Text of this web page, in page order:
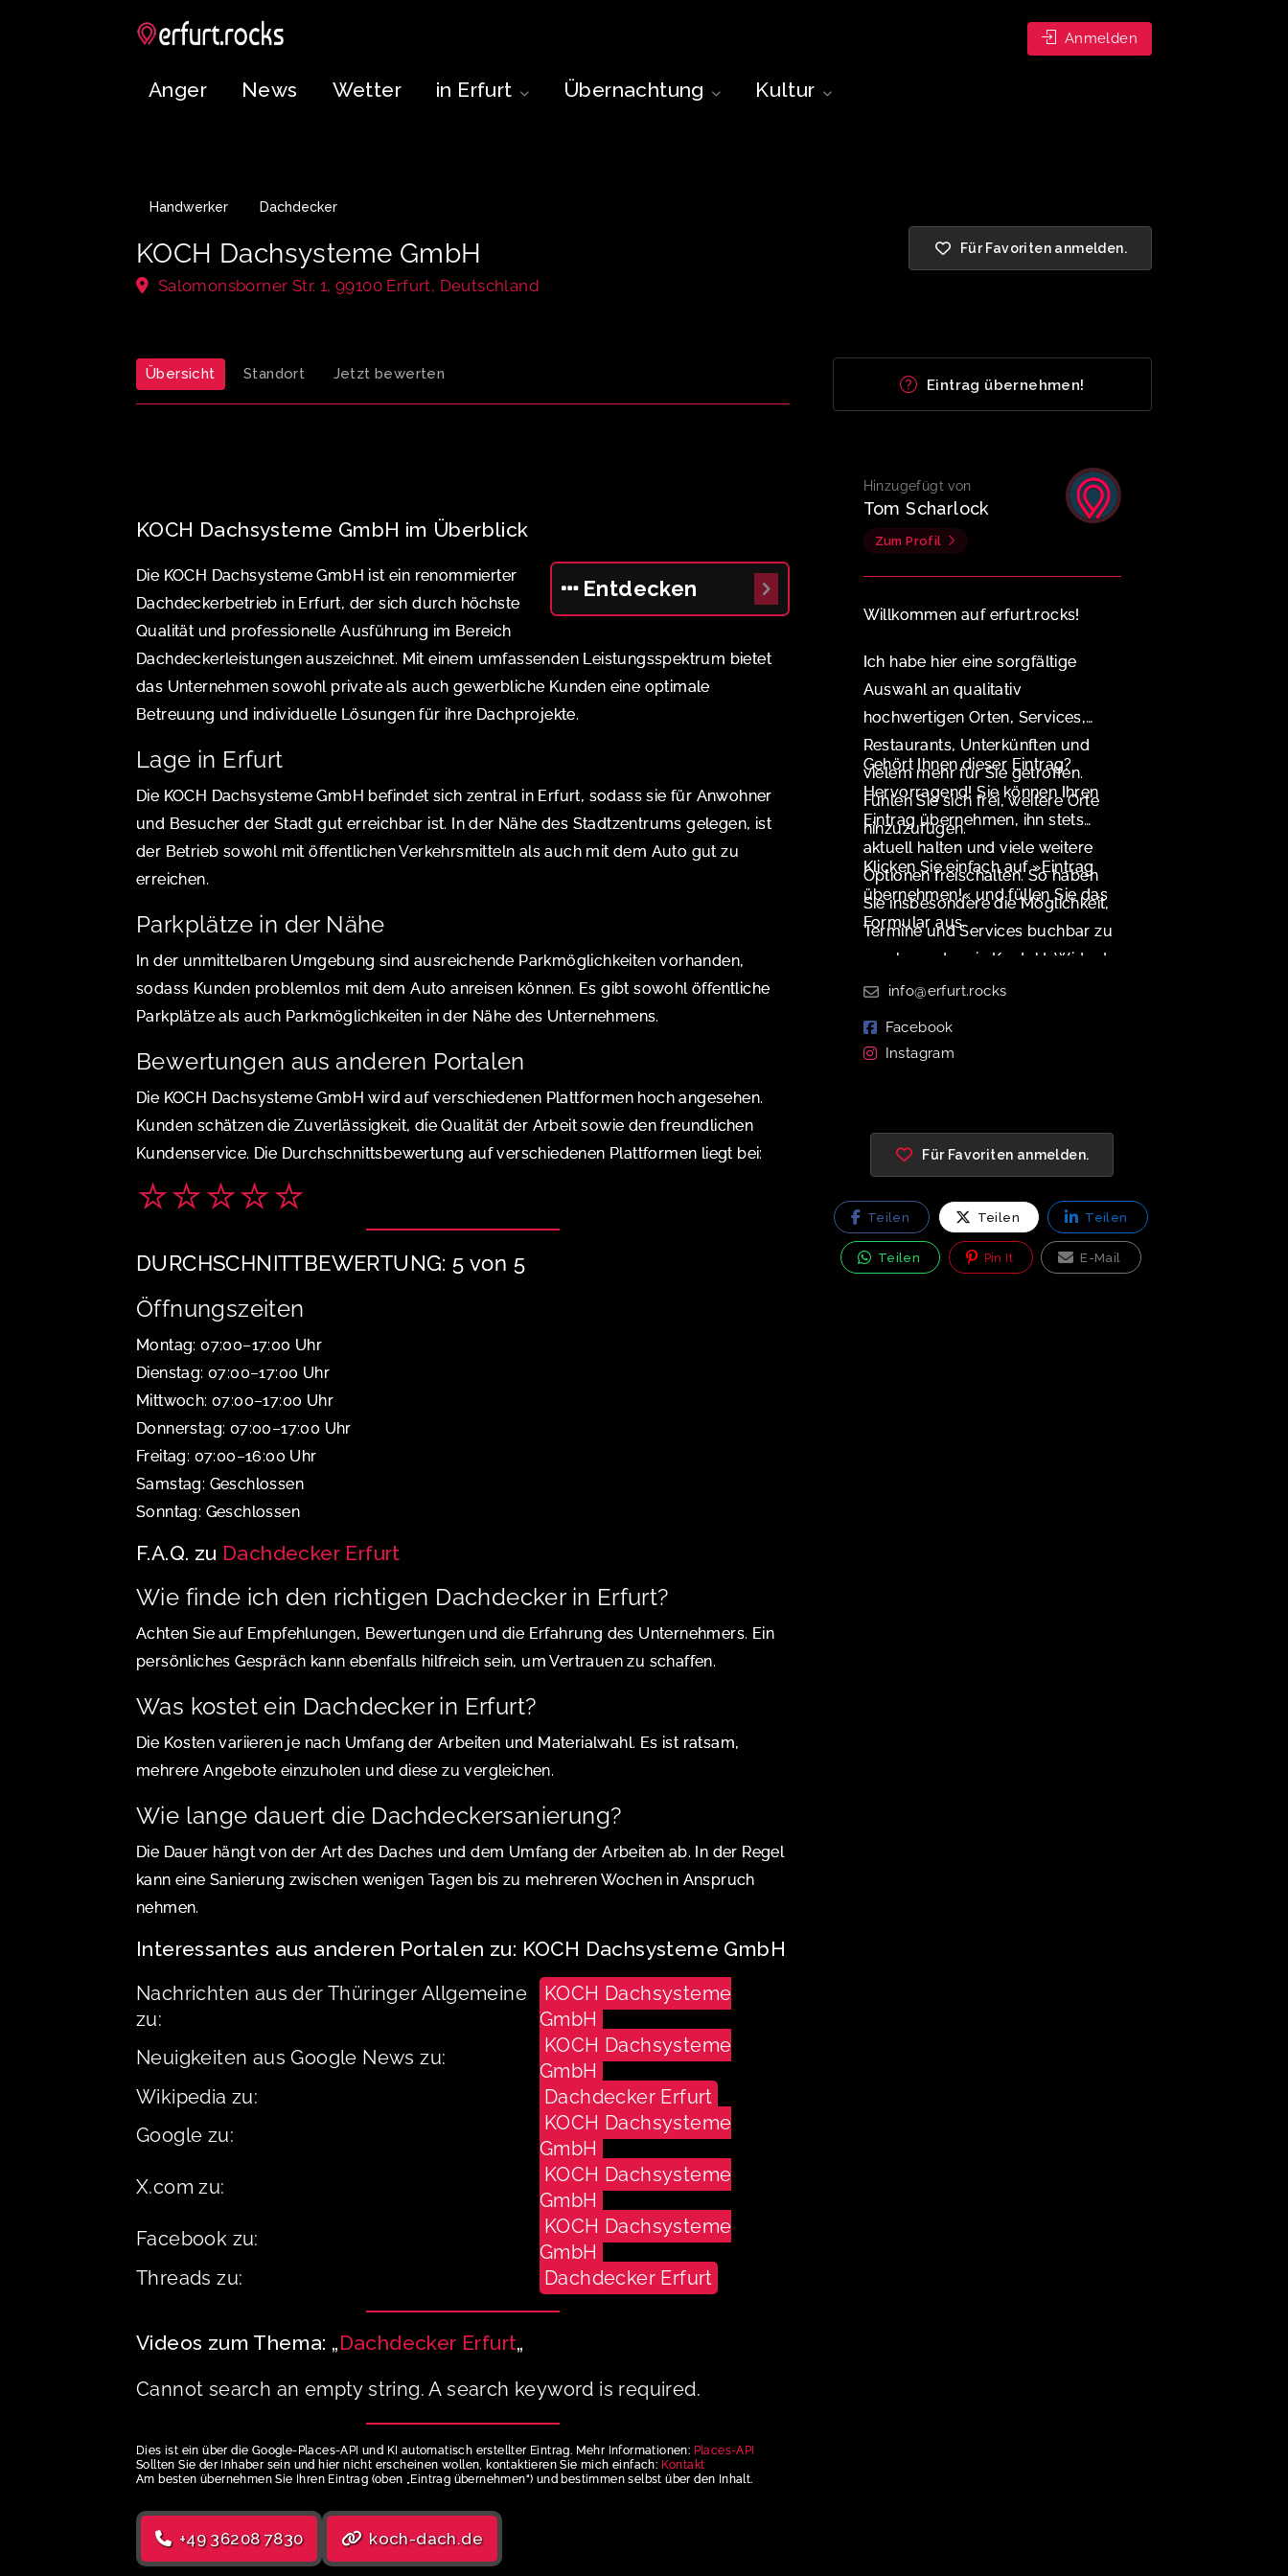
Anger News Wetter in Erfurt Übernachtung Kultur
Anmelden
Handwerker Dachdecker
KOCH Dachsysteme GmbH
Salomonsborner Str. 1, 99100 Erfurt, Deutschland
Für Favoriten anmelden.
Übersicht Standort Jetzt bewerten
KOCH Dachsysteme GmbH im Überblick
Entdecken
Die KOCH Dachsysteme GmbH ist ein renommierter
Dachdeckerbetrieb in Erfurt, der sich durch höchste
Qualität und professionelle Ausführung im Bereich
Dachdeckerleistungen auszeichnet. Mit einem umfassenden Leistungsspektrum bietet
das Unternehmen sowohl private als auch gewerbliche Kunden eine optimale
Betreuung und individuelle Lösungen für ihre Dachprojekte.
Lage in Erfurt
Die KOCH Dachsysteme GmbH befindet sich zentral in Erfurt, sodass sie für Anwohner
und Besucher der Stadt gut erreichbar ist. In der Nähe des Stadtzentrums gelegen, ist
der Betrieb sowohl mit öffentlichen Verkehrsmitteln als auch mit dem Auto gut zu
erreichen.
Parkplätze in der Nähe
In der unmittelbaren Umgebung sind ausreichende Parkmöglichkeiten vorhanden,
sodass Kunden problemlos mit dem Auto anreisen können. Es gibt sowohl öffentliche
Parkplätze als auch Parkmöglichkeiten in der Nähe des Unternehmens.
Bewertungen aus anderen Portalen
Die KOCH Dachsysteme GmbH wird auf verschiedenen Plattformen hoch angesehen.
Kunden schätzen die Zuverlässigkeit, die Qualität der Arbeit sowie den freundlichen
Kundenservice. Die Durchschnittsbewertung auf verschiedenen Plattformen liegt bei:
⭐⭐⭐⭐⭐
DURCHSCHNITTBEWERTUNG: 5 von 5
Öffnungszeiten
Montag: 07:00–17:00 Uhr
Dienstag: 07:00–17:00 Uhr
Mittwoch: 07:00–17:00 Uhr
Donnerstag: 07:00–17:00 Uhr
Freitag: 07:00–16:00 Uhr
Samstag: Geschlossen
Sonntag: Geschlossen
F.A.Q. zu Dachdecker Erfurt
Wie finde ich den richtigen Dachdecker in Erfurt?
Achten Sie auf Empfehlungen, Bewertungen und die Erfahrung des Unternehmers. Ein
persönliches Gespräch kann ebenfalls hilfreich sein, um Vertrauen zu schaffen.
Was kostet ein Dachdecker in Erfurt?
Die Kosten variieren je nach Umfang der Arbeiten und Materialwahl. Es ist ratsam,
mehrere Angebote einzuholen und diese zu vergleichen.
Wie lange dauert die Dachdeckersanierung?
Die Dauer hängt von der Art des Daches und dem Umfang der Arbeiten ab. In der Regel
kann eine Sanierung zwischen wenigen Tagen bis zu mehreren Wochen in Anspruch
nehmen.
Interessantes aus anderen Portalen zu: KOCH Dachsysteme GmbH
Nachrichten aus der Thüringer Allgemeine
zu:
KOCH Dachsysteme
GmbH
Neuigkeiten aus Google News zu:
KOCH Dachsysteme
GmbH
Wikipedia zu:
Dachdecker Erfurt
Google zu:
KOCH Dachsysteme
GmbH
X.com zu:
KOCH Dachsysteme
GmbH
Facebook zu:
KOCH Dachsysteme
GmbH
Threads zu:
Dachdecker Erfurt
Videos zum Thema: „Dachdecker Erfurt„
Cannot search an empty string. A search keyword is required.
Dies ist ein über die Google-Places-API und KI automatisch erstellter Eintrag. Mehr Informationen: Places-API
Sollten Sie der Inhaber sein und hier nicht erscheinen wollen, kontaktieren Sie mich einfach: Kontakt
Am besten übernehmen Sie Ihren Eintrag (oben „Eintrag übernehmen“) und bestimmen selbst über den Inhalt.
+49 36208 7830 koch-dach.de
Eintrag übernehmen!
Hinzugefügt von
Tom Scharlock
Zum Profil
Willkommen auf erfurt.rocks!
Ich habe hier eine sorgfältige
Auswahl an qualitativ
hochwertigen Orten, Services,
Restaurants, Unterkünften und
vielem mehr für Sie getroffen.
Fühlen Sie sich frei, weitere Orte
hinzuzufügen.
Gehört Ihnen dieser Eintrag?
Hervorragend! Sie können Ihren
Eintrag übernehmen, ihn stets
aktuell halten und viele weitere
Optionen freischalten. So haben
Sie insbesondere die Möglichkeit,
Termine und Services buchbar zu
machen oder ein Kontakt-Widget
zu aktivieren.
Klicken Sie einfach auf »Eintrag
übernehmen!« und füllen Sie das
Formular aus.
info@erfurt.rocks
Facebook
Instagram
Für Favoriten anmelden.
Teilen Teilen Teilen
Teilen Pin It E-Mail